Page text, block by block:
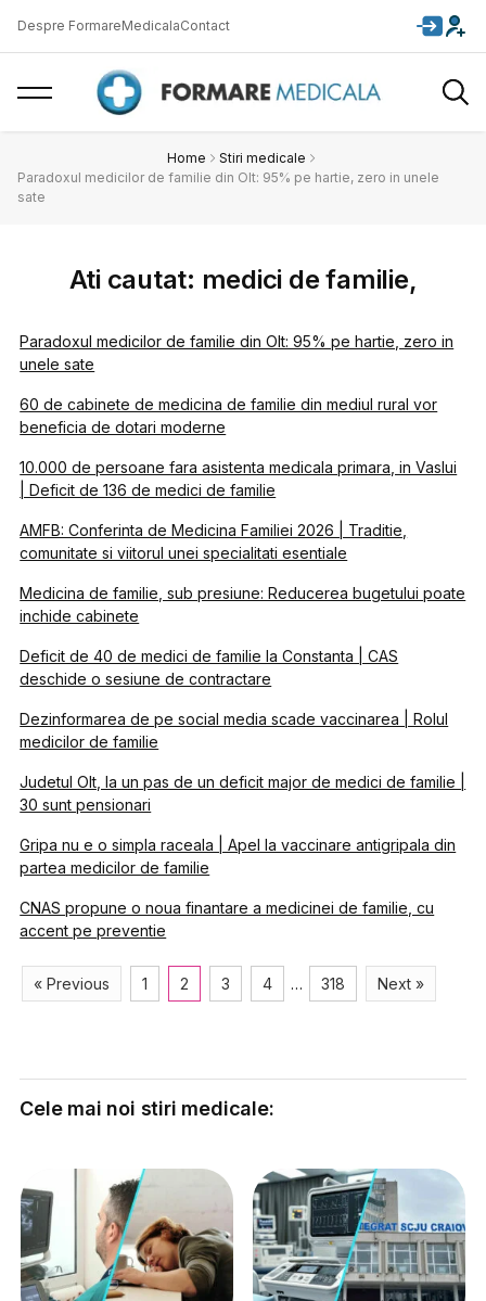
Despre FormareMedicalaContact
Home
Stiri medicale
Paradoxul medicilor de familie din Olt: 95% pe hartie, zero in unele
sate
Ati cautat: medici de familie,
Paradoxul medicilor de familie din Olt: 95% pe hartie, zero in
unele sate
60 de cabinete de medicina de familie din mediul rural vor
beneficia de dotari moderne
10.000 de persoane fara asistenta medicala primara, in Vaslui
| Deficit de 136 de medici de familie
AMFB: Conferinta de Medicina Familiei 2026 | Traditie,
comunitate si viitorul unei specialitati esentiale
Medicina de familie, sub presiune: Reducerea bugetului poate
inchide cabinete
Deficit de 40 de medici de familie la Constanta | CAS
deschide o sesiune de contractare
Dezinformarea de pe social media scade vaccinarea | Rolul
medicilor de familie
Judetul Olt, la un pas de un deficit major de medici de familie |
30 sunt pensionari
Gripa nu e o simpla raceala | Apel la vaccinare antigripala din
partea medicilor de familie
CNAS propune o noua finantare a medicinei de familie, cu
accent pe preventie
« Previous 1 2 3 4 … 318 Next »
Cele mai noi stiri medicale: